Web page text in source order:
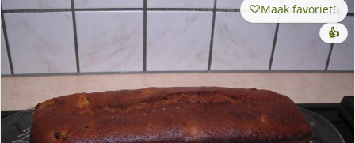
Maak favoriet6
👍